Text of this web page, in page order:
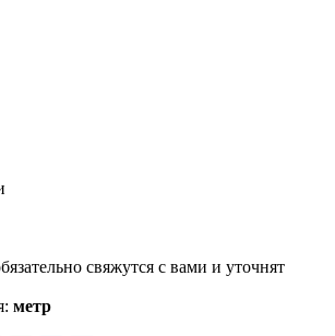
свяжутся с вами и уточнят
метр